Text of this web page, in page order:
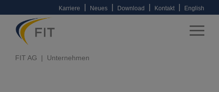
Karriere Neues Download Kontakt English
FIT AG Unternehmen